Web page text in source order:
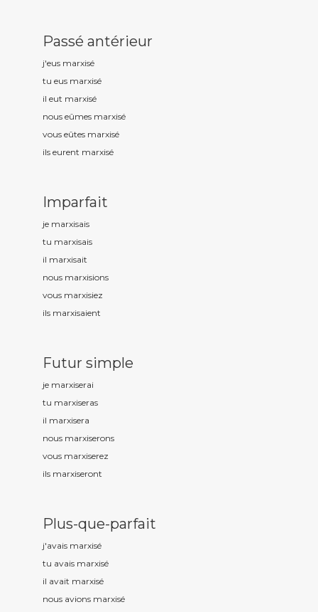
Passé antérieur
j'eus marxisé
tu eus marxisé
il eut marxisé
nous eûmes marxisé
vous eûtes marxisé
ils eurent marxisé
Imparfait
je marxisais
tu marxisais
il marxisait
nous marxisions
vous marxisiez
ils marxisaient
Futur simple
je marxiserai
tu marxiseras
il marxisera
nous marxiserons
vous marxiserez
ils marxiseront
Plus-que-parfait
j'avais marxisé
tu avais marxisé
il avait marxisé
nous avions marxisé